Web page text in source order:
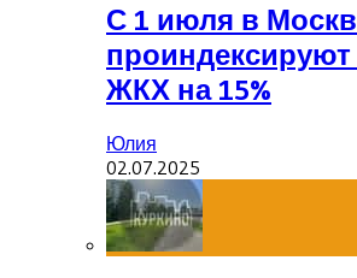
С 1 июля в
ЖКХ на 15%
Юлия
02.07.2025